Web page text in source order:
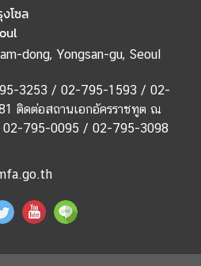
โซล
dong, Yongsan-gu, Seoul
3253 / 02-795-1593 / 02-
ติดต่อสถานเอกอัครราชทูต ณ
795-0095 / 02-795-3098